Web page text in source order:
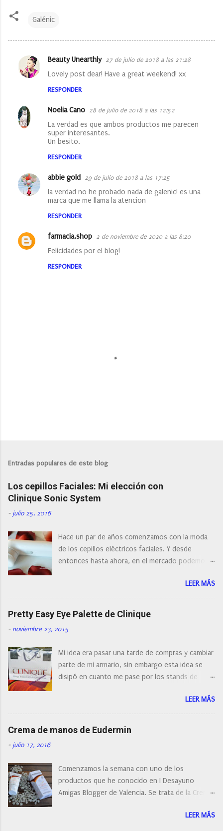
Galénic
e
n
i
o
Beauty Unearthly 27 de julio de 2018 a las 21:28
Lovely post dear! Have a great weekend! xx
RESPONDER
Noelia Cano 28 de julio de 2018 a las 12:52
La verdad es que ambos productos me parecen
super interesantes.
Un besito.
RESPONDER
abbie gold 29 de julio de 2018 a las 17:25
la verdad no he probado nada de galenic! es una
marca que me llama la atencion
RESPONDER
farmacia.shop 2 de noviembre de 2020 a las 8:20
Felicidades por el blog!
RESPONDER
l
a
r
n
o
m
e
n
t
a
o
Entradas populares de este blog
Los cepillos Faciales: Mi elección con
Clinique Sonic System
- julio 25, 2016
Hace un par de años comenzamos con la moda
de los cepillos eléctricos faciales. Y desde
entonces hasta ahora, en el mercado podemos
con diferentes características, a pilas, a batería,
cepillos de rotación o de oscilación... y
naturalmente de todos los precios. Existe en la
actualidad tal variedad, que antes de hacer la
compra debemos de hacernos unas preguntas:
post os voy a dar mi opinión de porque elegí mi
cepillo facial de Clinique
LEER MÁS
Pretty Easy Eye Palette de Clinique
- noviembre 23, 2015
Mi idea era pasar una tarde de compras y cambiar
parte de mi armario, sin embargo esta idea se
disipó en cuanto me pase por los stands de
resistirse a esta paleta de colores de Clinique.
LEER MÁS
Crema de manos de Eudermin
- julio 17, 2016
Comenzamos la semana con uno de los
productos que he conocido en I Desayuno
Amigas Blogger de Valencia. Se trata de la Crema
manos para utilizar tanto en verano como en
LEER MÁS